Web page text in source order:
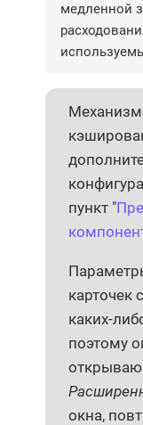
медленной
Механизм
пункт "
карточек
каких-
поэтому
окна,